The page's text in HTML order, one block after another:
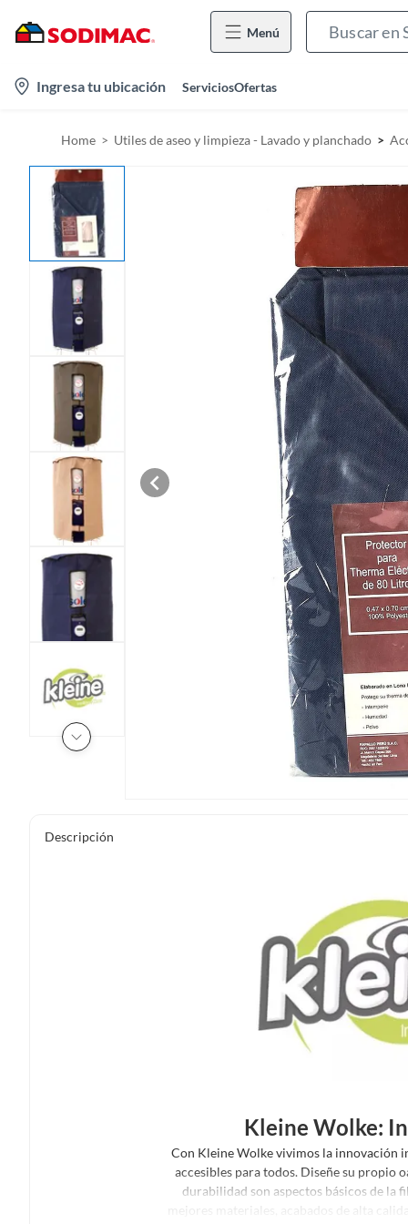
Menú
Ingresa tu ubicación ServiciosOfertas
Home Utiles de aseo y limpieza - Lavado y planchado
Descripción
Kleine Wolke:
Con Kleine Wolke vivimos la innovación
accesibles para todos. Diseñe su propio
durabilidad son aspectos básicos de la
mejores materiales, acabados de alta